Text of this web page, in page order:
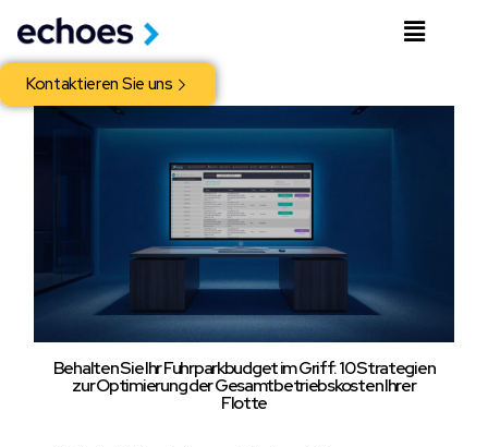
Kontaktieren Sie uns
Behalten Sie Ihr Fuhrparkbudget im Griff: 10 Strategien
zur Optimierung der Gesamtbetriebskosten Ihrer
Flotte